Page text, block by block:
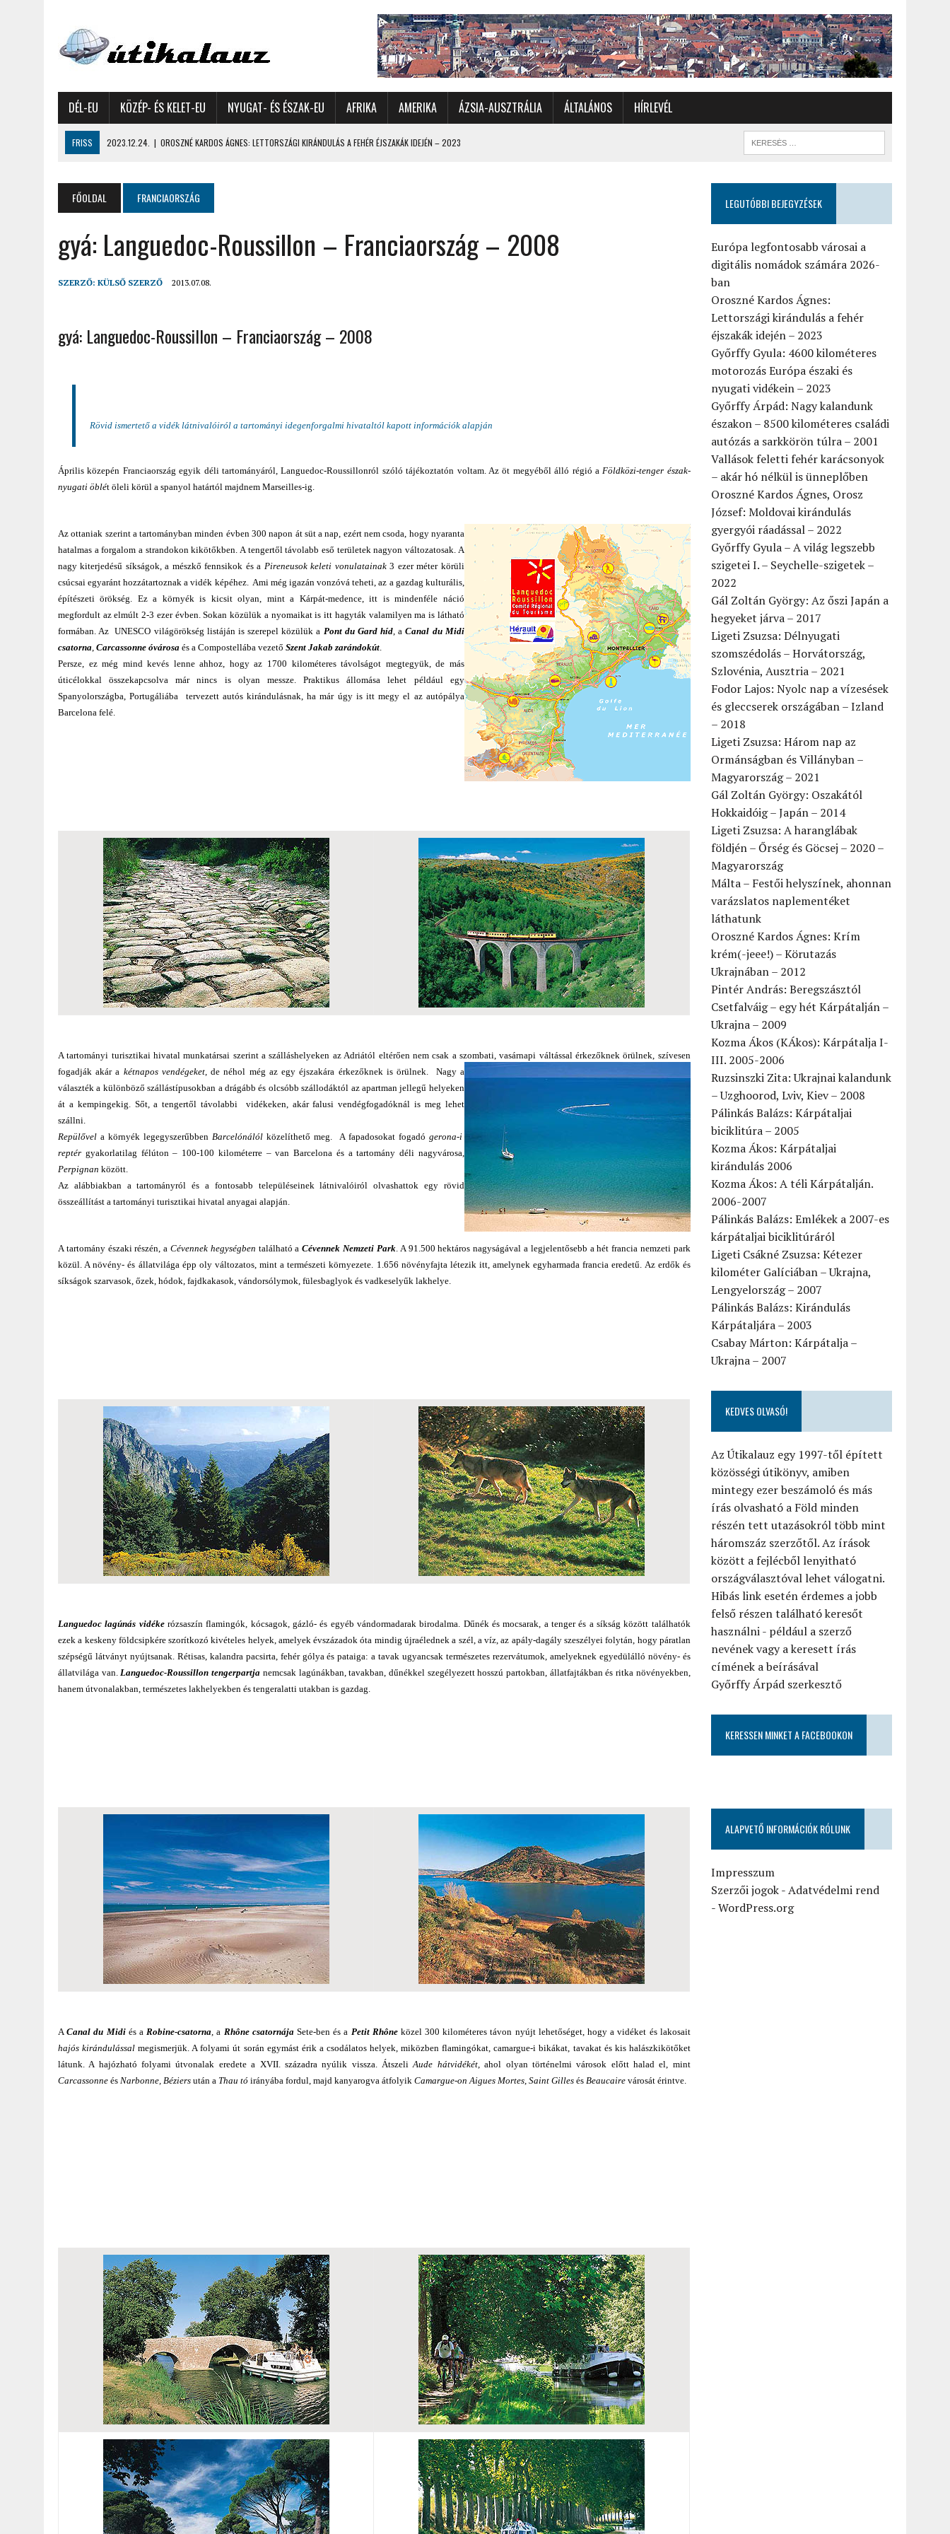
DÉL-EU KÖZÉP- ÉS KELET-EU NYUGAT- ÉS ÉSZAK-EU AFRIKA AMERIKA ÁZSIA-AUSZTRÁLIA ÁLTALÁNOS HÍRLEVÉL
FRISS 2023.12.24. | OROSZNÉ KARDOS ÁGNES: LETTORSZÁGI KIRÁNDULÁS A FEHÉR ÉJSZAKÁK IDEJÉN – 2023
2023.11.17.
GYŐRFFY ÁRPÁD: NAGY KALANDUNK ÉSZAKON – 8500 KILOMÉTERES CSALÁDI AUTÓZÁS A SARKKÖRÖN TÚLRA – 2001
2022.12.21. | VALLÁSOK FELETTI FEHÉR KARÁCSONYOK – AKÁR HÓ NÉLKÜL IS ÜNNEPLŐBEN
2022.12.11.
OROSZNÉ KARDOS ÁGNES, OROSZ JÓZSEF: MOLDOVAI KIRÁNDULÁS GYERGYÓI RÁADÁSSAL – 2022
2022.03.08. | GYŐRFFY GYULA – A VILÁG LEGSZEBB SZIGETEI I. – SEYCHELLE-SZIGETEK – 2022
2022.02.26. | GÁL ZOLTÁN GYÖRGY: AZ ŐSZI JAPÁN A HEGYEKET JÁRVA – 2017
2022.02.12.
FODOR LAJOS: NYOLC NAP A VÍZESÉSEK ÉS GLECCSEREK ORSZÁGÁBAN – IZLAND – 2018
FŐOLDAL FRANCIAORSZÁG
gyá: Languedoc-Roussillon – Franciaország – 2008
SZERZŐ: KÜLSŐ SZERZŐ 2013.07.08.
gyá: Languedoc-Roussillon – Franciaország – 2008
Rövid ismertető a vidék látnivalóiról a tartományi idegenforgalmi hivataltól kapott információk alapján
Április közepén Franciaország egyik déli tartományáról, Languedoc-Roussillonról szóló tájékoztatón voltam. Az öt megyéből álló régió aFöldközi-tenger észak-
nyugati öblét öleli körül a spanyol határtól majdnem Marseilles-ig.
Az ottaniak szerint a tartományban minden évben 300 napon át süt a nap, ezért nem csoda, hogy nyaranta
hatalmas a forgalom a strandokon kikötőkben. A tengertől távolabb eső területek nagyon változatosak. A
nagy kiterjedésű síkságok, a mészkő fennsikok és a Pireneusok keleti vonulatainak3 ezer méter körüli
csúcsai egyaránt hozzátartoznak a vidék képéhez. Ami még igazán vonzóvá teheti, az a gazdag kulturális,
építészeti örökség. Ez a környék is kicsit olyan, mint a Kárpát-medence, itt is mindenféle náció
megfordult az elmúlt 2-3 ezer évben. Sokan közülük a nyomaikat is itt hagyták valamilyen ma is látható
formában. Az UNESCO világörökség listáján is szerepel közülük a Pont du Gard híd, aCanal du Midi
csatorna, Carcassonne óvárosa és a Compostellába vezető Szent Jakab zarándokút.
Persze, ez még mind kevés lenne ahhoz, hogy az 1700 kilométeres távolságot megtegyük, de más
úticélokkal összekapcsolva már nincs is olyan messze. Praktikus állomása lehet például egy
Spanyolországba, Portugáliába tervezett autós kirándulásnak, ha már úgy is itt megy el az autópálya
Barcelona felé.
A tartományi turisztikai hivatal munkatársai szerint a szálláshelyeken az Adriától eltérően nem csak a szombati, vasárnapi váltással érkezőknek örülnek, szívesen
fogadják akár a kétnapos vendégeket, de néhol még az egy éjszakára érkezőknek is örülnek. Nagy a
választék a különböző szállástípusokban a drágább és olcsóbb szállodáktól az apartman jellegű helyeken
át a kempingekig. Sőt, a tengertől távolabbi vidékeken, akár falusi vendégfogadóknál is meg lehet
szállni.
Repülővel a környék legegyszerűbbenBarcelónálól közelíthető meg. A fapadosokat fogadó gerona-i
reptér gyakorlatilag félúton – 100-100 kilométerre – van Barcelona és a tartomány déli nagyvárosa,
Perpignan között.
Az alábbiakban a tartományról és a fontosabb településeinek látnivalóiról olvashattok egy rövid
összeállítást a tartományi turisztikai hivatal anyagai alapján.
A tartomány északi részén, aCévennek hegységben található aCévennek Nemzeti Park. A 91.500 hektáros nagyságával a legjelentősebb a hét francia nemzeti park
közül. A növény- és állatvilága épp oly változatos, mint a természeti környezete. 1.656 növényfajta létezik itt, amelynek egyharmada francia eredetű. Az erdők és
síkságok szarvasok, őzek, hódok, fajdkakasok, vándorsólymok, fülesbaglyok és vadkeselyűk lakhelye.
Languedoc lagúnás vidékerózsaszín flamingók, kócsagok, gázló- és egyéb vándormadarak birodalma. Dűnék és mocsarak, a tenger és a síkság között találhatók
ezek a keskeny földcsipkére szorítkozó kivételes helyek, amelyek évszázadok óta mindig újraélednek a szél, a víz, az apály-dagály szeszélyei folytán, hogy páratlan
szépségű látványt nyújtsanak. Rétisas, kalandra pacsirta, fehér gólya és pataiga: a tavak ugyancsak természetes rezervátumok, amelyeknek egyedülálló növény- és
állatvilága van.Languedoc-Roussillon tengerpartja nemcsak lagúnákban, tavakban, dűnékkel szegélyezett hosszú partokban, állatfajtákban és ritka növényekben,
hanem útvonalakban, természetes lakhelyekben és tengeralatti utakban is gazdag.
ACanal du Midiés aRobine-csatorna, a Rhône csatornájaSete-ben és a Petit Rhôneközel 300 kilométeres távon nyújt lehetőséget, hogy a vidéket és lakosait
hajós kirándulással megismerjük. A folyami út során egymást érik a csodálatos helyek, miközben flamingókat, camargue-i bikákat, tavakat és kis halászkikötőket
látunk. A hajózható folyami útvonalak eredete a XVII. századra nyúlik vissza. ÁtszeliAude hátvidékét, ahol olyan történelmi városok előtt halad el, mint
Carcassonne és Narbonne, Béziers után a Thau tó irányába fordul, majd kanyarogva átfolyik Camargue-on Aigues Mortes, Saint Gilles és Beaucaire városát érintve.
LEGUTÓBBI BEJEGYZÉSEK
Európa legfontosabb városai a
digitális nomádok számára 2026-
ban
Oroszné Kardos Ágnes:
Lettországi kirándulás a fehér
éjszakák idején – 2023
Győrffy Gyula: 4600 kilométeres
motorozás Európa északi és
nyugati vidékein – 2023
Győrffy Árpád: Nagy kalandunk
északon – 8500 kilométeres családi
autózás a sarkkörön túlra – 2001
Vallások feletti fehér karácsonyok
– akár hó nélkül is ünneplőben
Oroszné Kardos Ágnes, Orosz
József: Moldovai kirándulás
gyergyói ráadással – 2022
Győrffy Gyula – A világ legszebb
szigetei I. – Seychelle-szigetek –
2022
Gál Zoltán György: Az őszi Japán a
hegyeket járva – 2017
Ligeti Zsuzsa: Délnyugati
szomszédolás – Horvátország,
Szlovénia, Ausztria – 2021
Fodor Lajos: Nyolc nap a vízesések
és gleccserek országában – Izland
– 2018
Ligeti Zsuzsa: Három nap az
Ormánságban és Villányban –
Magyarország – 2021
Gál Zoltán György: Oszakától
Hokkaidóig – Japán – 2014
Ligeti Zsuzsa: A haranglábak
földjén – Őrség és Göcsej – 2020 –
Magyarország
Málta – Festői helyszínek, ahonnan
varázslatos naplementéket
láthatunk
Oroszné Kardos Ágnes: Krím
krém(-jeee!) – Körutazás
Ukrajnában – 2012
Pintér András: Beregszásztól
Csetfalváig – egy hét Kárpátalján –
Ukrajna – 2009
Kozma Ákos (KÁkos): Kárpátalja I-
III. 2005-2006
Ruzsinszki Zita: Ukrajnai kalandunk
– Uzghoorod, Lviv, Kiev – 2008
Pálinkás Balázs: Kárpátaljai
biciklitúra – 2005
Kozma Ákos: Kárpátaljai
kirándulás 2006
Kozma Ákos: A téli Kárpátalján.
2006-2007
Pálinkás Balázs: Emlékek a 2007-es
kárpátaljai biciklitúráról
Ligeti Csákné Zsuzsa: Kétezer
kilométer Galíciában – Ukrajna,
Lengyelország – 2007
Pálinkás Balázs: Kirándulás
Kárpátaljára – 2003
Csabay Márton: Kárpátalja –
Ukrajna – 2007
KEDVES OLVASÓ!
Az Útikalauz egy 1997-től épített
közösségi útikönyv, amiben
mintegy ezer beszámoló és más
írás olvasható a Föld minden
részén tett utazásokról több mint
háromszáz szerzőtől. Az írások
között a fejlécből lenyitható
országválasztóval lehet válogatni.
Hibás link esetén érdemes a jobb
felső részen található keresőt
használni - például a szerző
nevének vagy a keresett írás
címének a beírásával
Győrffy Árpád szerkesztő
KERESSEN MINKET A FACEBOOKON
ALAPVETŐ INFORMÁCIÓK RÓLUNK
Impresszum
Szerzői jogok-Adatvédelmi rend
-WordPress.org